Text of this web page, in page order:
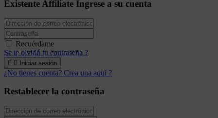
Existente Affiliate Ingrese a su cuenta
Recuérdame
Se te olvidó tu contraseña ?
  Iniciar sesión
¿No tienes cuenta? Crea una aquí ?
Restablecer la contraseña